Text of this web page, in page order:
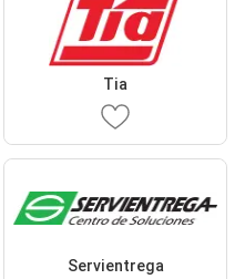
Tia
Servientrega